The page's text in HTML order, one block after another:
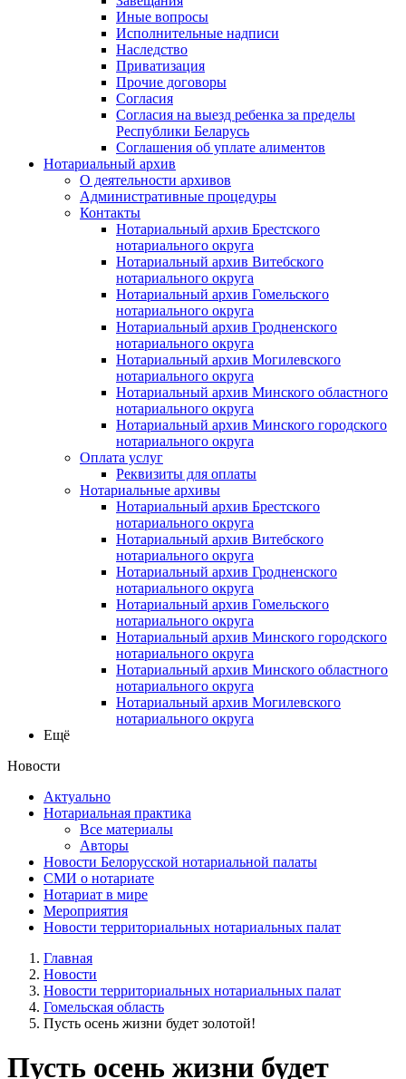
Иные вопросы
Исполнительные надписи
Наследство
Приватизация
Прочие договоры
Согласия
Согласия на выезд ребенка за пределы
Республики Беларусь
Соглашения об уплате алиментов
Нотариальный архив
О деятельности архивов
Административные процедуры
Контакты
Нотариальный архив Брестского
нотариального округа
Нотариальный архив Витебского
нотариального округа
Нотариальный архив Гомельского
нотариального округа
Нотариальный архив Гродненского
нотариального округа
Нотариальный архив Могилевского
нотариального округа
Нотариальный архив Минского областного
нотариального округа
Нотариальный архив Минского городского
нотариального округа
Оплата услуг
Реквизиты для оплаты
Нотариальные архивы
Нотариальный архив Брестского
нотариального округа
Нотариальный архив Витебского
нотариального округа
Нотариальный архив Гродненского
нотариального округа
Нотариальный архив Гомельского
нотариального округа
Нотариальный архив Минского городского
нотариального округа
Нотариальный архив Минского областного
нотариального округа
Нотариальный архив Могилевского
нотариального округа
Ещё
Новости
Актуально
Нотариальная практика
Все материалы
Авторы
Новости Белорусской нотариальной палаты
СМИ о нотариате
Нотариат в мире
Мероприятия
Новости территориальных нотариальных палат
Главная
Новости
Новости территориальных нотариальных палат
Гомельская область
Пусть осень жизни будет золотой!
Пусть осень жизни будет